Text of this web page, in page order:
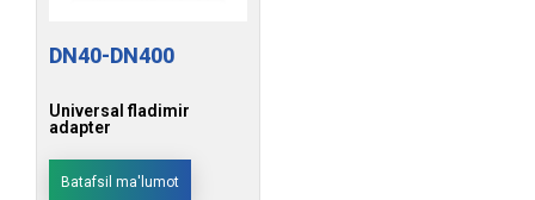
DN40-DN400
Universal fladimir
adapter
Batafsil ma'lumot